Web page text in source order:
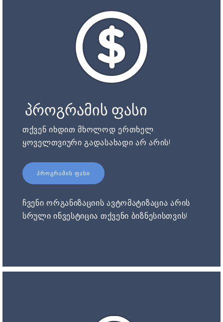
პროგრამის ფასი
თქვენ იხდით მხოლოდ ერთხელ.
ყოველთვიური გადასახადი არ არის!
ᲞᲠᲝᲒᲠᲐᲛᲘᲡ ᲤᲐᲡᲘ
ჩვენი ორგანიზაციის ავტომატიზაცია არის
სრული ინვესტიცია თქვენი ბიზნესისთვის!